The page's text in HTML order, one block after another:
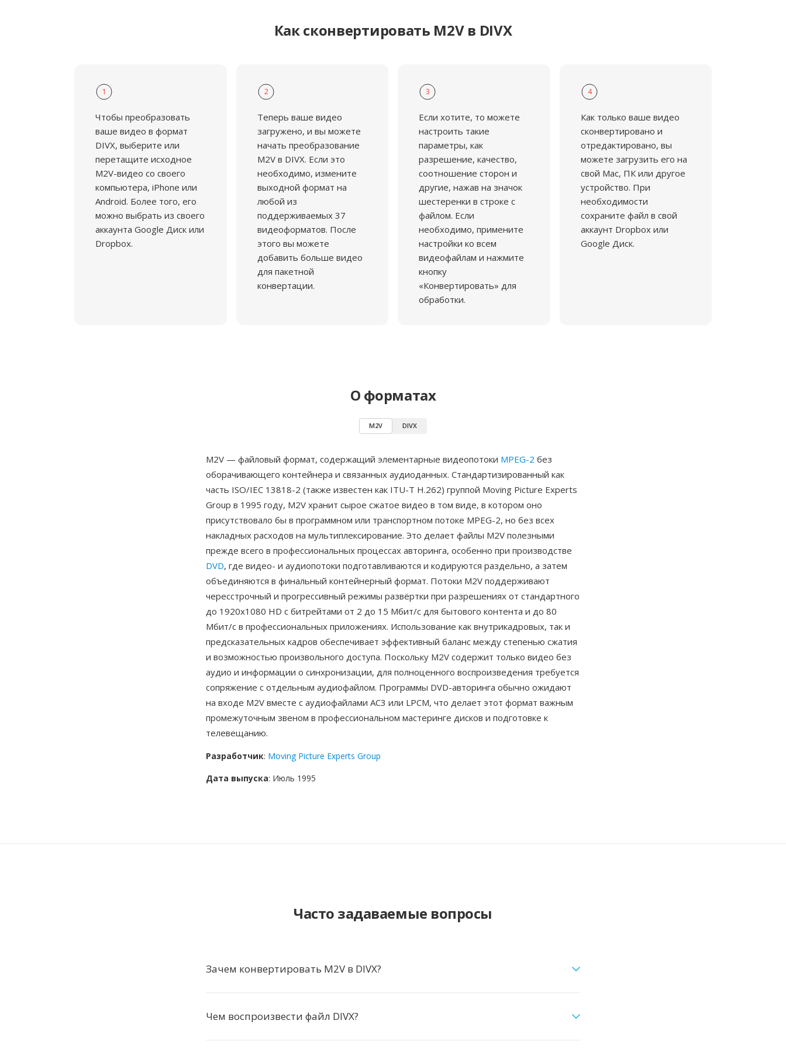
Как сконвертировать M2V в DIVX
1
Чтобы преобразовать
ваше видео в формат
DIVX, выберите или
перетащите исходное
M2V-видео со своего
компьютера, iPhone или
Android. Более того, его
можно выбрать из своего
аккаунта Google Диск или
Dropbox.
2
Теперь ваше видео
загружено, и вы можете
начать преобразование
M2V в DIVX. Если это
необходимо, измените
выходной формат на
любой из
поддерживаемых 37
видеоформатов. После
этого вы можете
добавить больше видео
для пакетной
конвертации.
3
Если хотите, то можете
настроить такие
параметры, как
разрешение, качество,
соотношение сторон и
другие, нажав на значок
шестеренки в строке с
файлом. Если
необходимо, примените
настройки ко всем
видеофайлам и нажмите
кнопку
«Конвертировать» для
обработки.
4
Как только ваше видео
сконвертировано и
отредактировано, вы
можете загрузить его на
свой Mac, ПК или другое
устройство. При
необходимости
сохраните файл в свой
аккаунт Dropbox или
Google Диск.
О форматах
M2V DIVX
M2V — файловый формат, содержащий элементарные видеопотоки MPEG-2 без
оборачивающего контейнера и связанных аудиоданных. Стандартизированный как
часть ISO/IEC 13818-2 (также известен как ITU-T H.262) группой Moving Picture Experts
Group в 1995 году, M2V хранит сырое сжатое видео в том виде, в котором оно
присутствовало бы в программном или транспортном потоке MPEG-2, но без всех
накладных расходов на мультиплексирование. Это делает файлы M2V полезными
прежде всего в профессиональных процессах авторинга, особенно при производстве
DVD, где видео- и аудиопотоки подготавливаются и кодируются раздельно, а затем
объединяются в финальный контейнерный формат. Потоки M2V поддерживают
чересстрочный и прогрессивный режимы развёртки при разрешениях от стандартного
до 1920x1080 HD с битрейтами от 2 до 15 Мбит/с для бытового контента и до 80
Мбит/с в профессиональных приложениях. Использование как внутрикадровых, так и
предсказательных кадров обеспечивает эффективный баланс между степенью сжатия
и возможностью произвольного доступа. Поскольку M2V содержит только видео без
аудио и информации о синхронизации, для полноценного воспроизведения требуется
сопряжение с отдельным аудиофайлом. Программы DVD-авторинга обычно ожидают
на входе M2V вместе с аудиофайлами AC3 или LPCM, что делает этот формат важным
промежуточным звеном в профессиональном мастеринге дисков и подготовке к
телевещанию.
Разработчик: Moving Picture Experts Group
Дата выпуска: Июль 1995
Часто задаваемые вопросы
Зачем конвертировать M2V в DIVX?
Чем воспроизвести файл DIVX?